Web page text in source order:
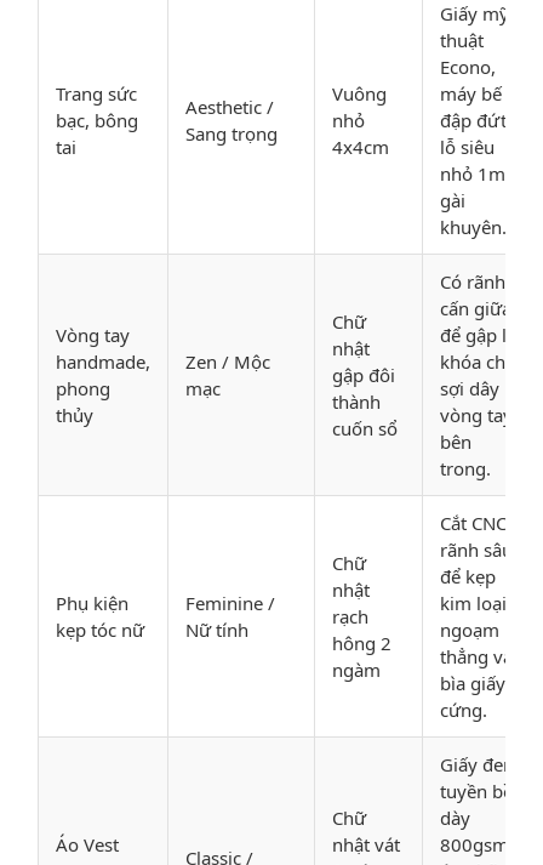
Trang sức
bạc, bông
tai
Aesthetic /
Sang trọng
Vuông
nhỏ
4x4cm
Giấy mỹ
thuật
Econo,
máy bế
đập đứt 2
lỗ siêu
nhỏ 1mm
gài
khuyên.
Vòng tay
handmade,
phong
thủy
Zen / Mộc
mạc
Chữ
nhật
gập đôi
thành
cuốn sổ
Có rãnh
cấn giữa
để gập lại
khóa chặt
sợi dây
vòng tay
bên
trong.
Phụ kiện
kẹp tóc nữ
Feminine /
Nữ tính
Chữ
nhật
rạch
hông 2
ngàm
Cắt CNC
rãnh sâu
để kẹp
kim loại
ngoạm
thẳng vào
bìa giấy
cứng.
Áo Vest
Classic /
Chữ
nhật vát
Giấy đen
tuyền bồi
dày
800gsm,